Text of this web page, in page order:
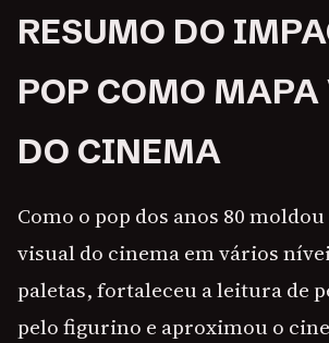
RESUMO DO
POP COMO
DO CINEMA
Como o pop dos anos 80
visual do cinema em vários
paletas, fortaleceu a leitura de
pelo figurino e aproximou o